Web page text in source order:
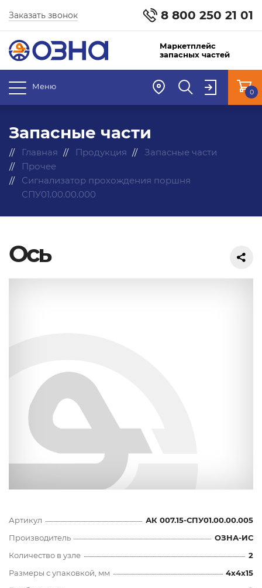
8 800 250 21 01
Заказать звонок
Маркетплейс
запасных частей
Меню
0
Запасные части
Главная Продукция
Запасные части
Прочее
Сигнализатор прохождения поршня
СПУ01.00.00.000
Ось
Артикул
АК 007.15-СПУ01.00.00.005
Производитель
ОЗНА-ИС
Количество в узле
2
Размеры с упаковкой, мм
4x4x15